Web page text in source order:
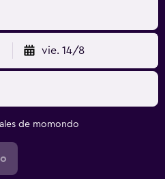
vie. 14/8
de momondo